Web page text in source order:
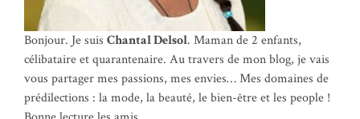
Bonjour. Je suis Chantal Delsol. Maman de 2 enfants,
célibataire et quarantenaire. Au travers de mon blog, je vais
vous partager mes passions, mes envies… Mes domaines de
prédilections : la mode, la beauté, le bien-être et les people !